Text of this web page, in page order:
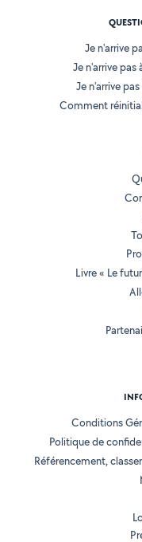
Je n'arrive
Je n'arrive
Je n'arrive
Comment
Livre « Le
Conditions
Politique de
Référencement,